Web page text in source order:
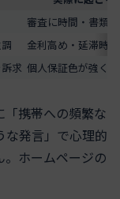
審査に時間・書類
金利高め・延滞時
求 個人保証色が強く
携帯への頻繁な
な発言」で心理的
。ホームページの